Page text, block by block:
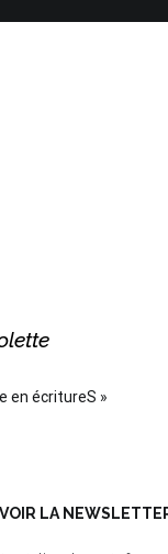
en écritureS »
LA